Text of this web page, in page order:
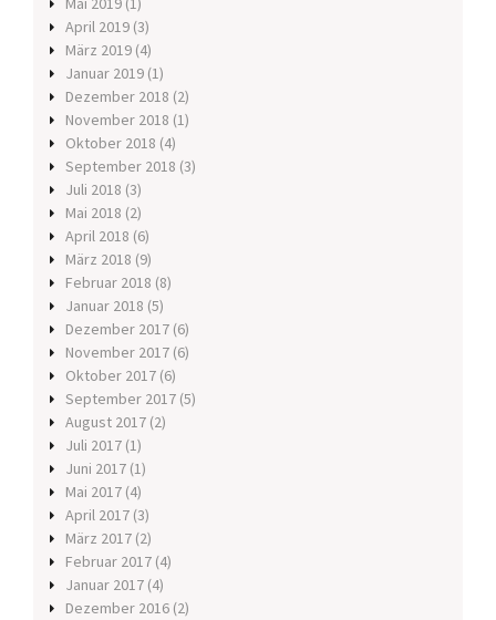
April 2019 (3)
März 2019 (4)
Januar 2019 (1)
Dezember 2018 (2)
November 2018 (1)
Oktober 2018 (4)
September 2018 (3)
Juli 2018 (3)
Mai 2018 (2)
April 2018 (6)
März 2018 (9)
Februar 2018 (8)
Januar 2018 (5)
Dezember 2017 (6)
November 2017 (6)
Oktober 2017 (6)
September 2017 (5)
August 2017 (2)
Juli 2017 (1)
Juni 2017 (1)
Mai 2017 (4)
April 2017 (3)
März 2017 (2)
Februar 2017 (4)
Januar 2017 (4)
Dezember 2016 (2)